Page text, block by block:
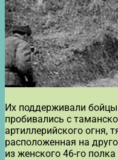
Их поддерживали
пробивались с
артиллерийского огня,
расположенная на
из женского 46-го